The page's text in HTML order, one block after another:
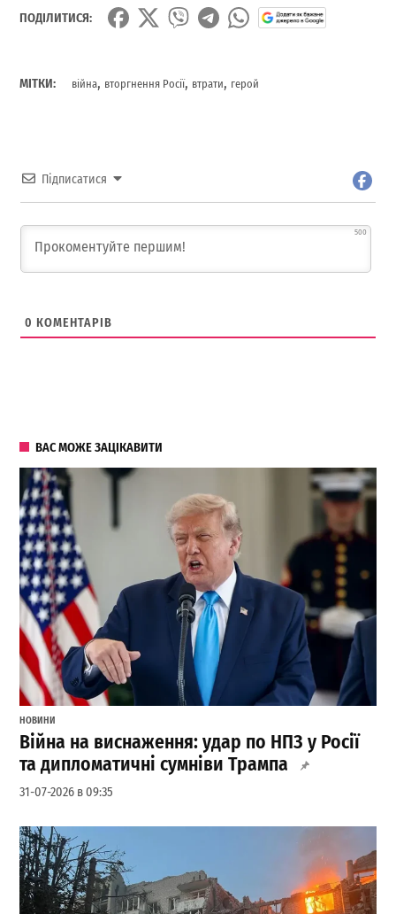
ПОДІЛИТИСЯ:
МІТКИ: війна, вторгнення Росії, втрати, герой
Підписатися
500
0 КОМЕНТАРІВ
ВАС МОЖЕ ЗАЦІКАВИТИ
НОВИНИ
Війна на виснаження: удар по НПЗ у Росії
та дипломатичні сумніви Трампа
31-07-2026 в 09:35